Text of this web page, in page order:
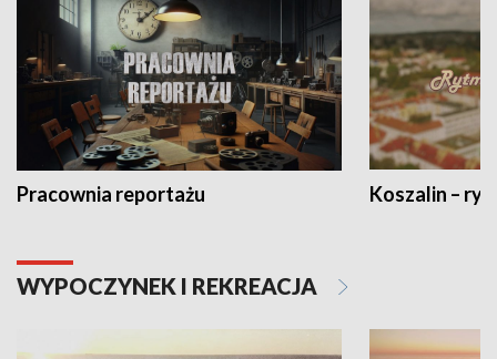
Pracownia reportażu Koszalin –
WYPOCZYNEK I REKREACJA